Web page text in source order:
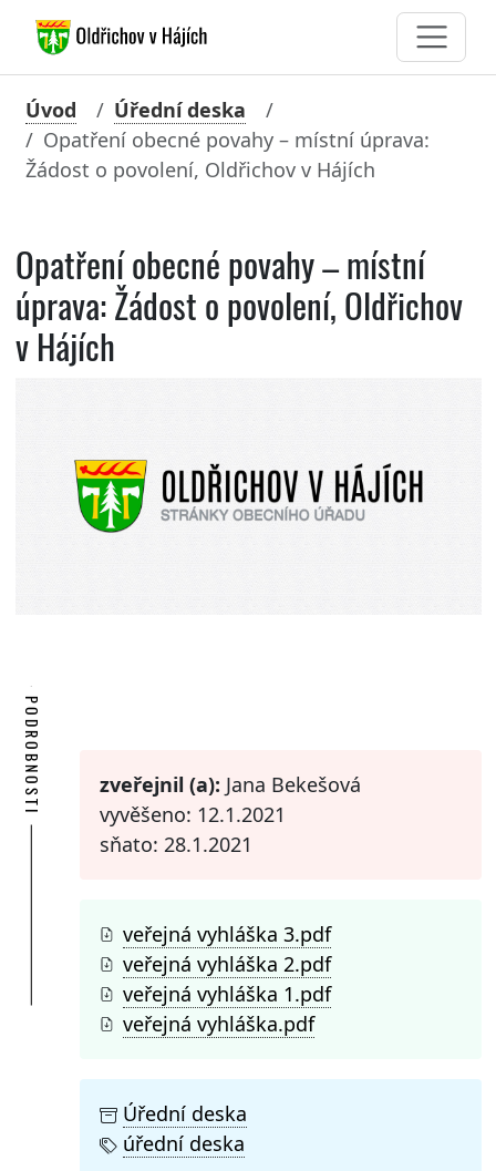
Úvod
Úřední deska
Opatření obecné povahy – místní úprava:
Žádost o povolení, Oldřichov v Hájích
Opatření obecné povahy – místní
úprava: Žádost o povolení, Oldřichov
v Hájích
PODROBNOSTI zveřejnil (a): Jana Bekešová
vyvěšeno: 12.1.2021
sňato: 28.1.2021
veřejná vyhláška 3.pdf
veřejná vyhláška 2.pdf
veřejná vyhláška 1.pdf
veřejná vyhláška.pdf
Úřední deska
úřední deska